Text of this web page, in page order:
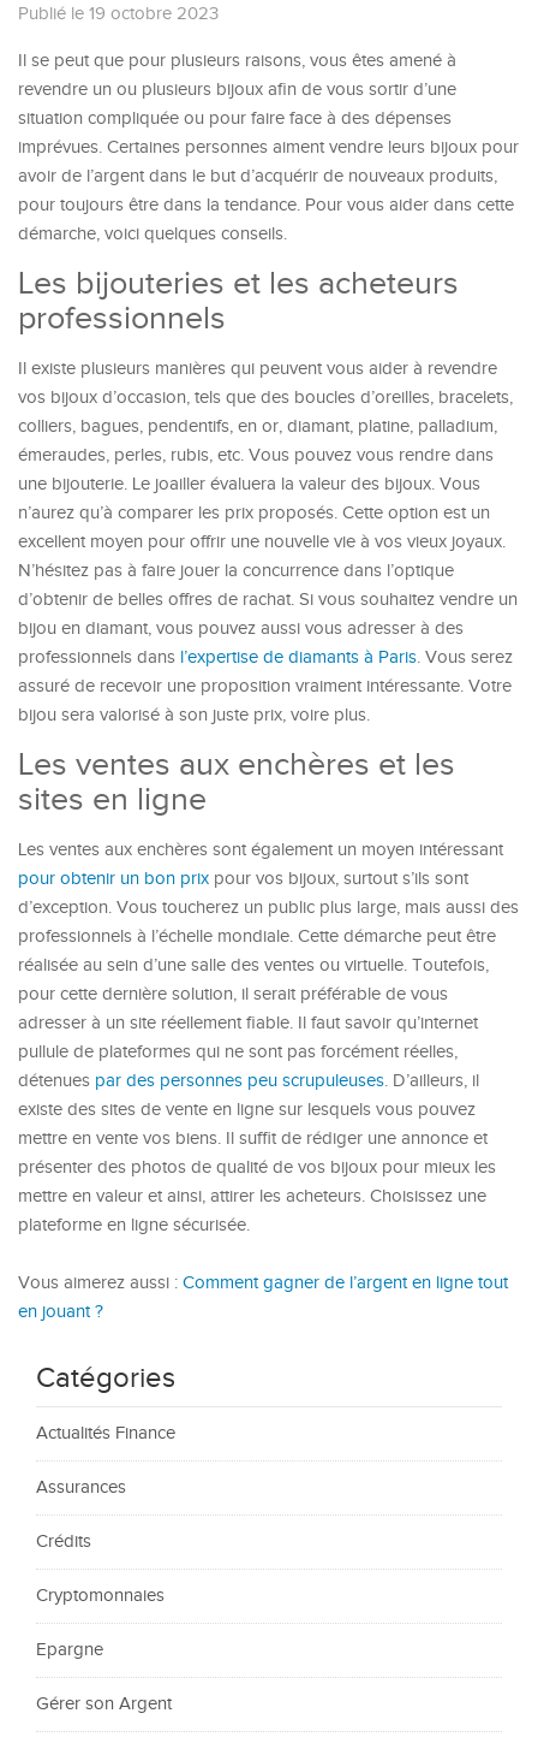
Publié le 19 octobre 2023
Il se peut que pour plusieurs raisons, vous êtes amené à
revendre un ou plusieurs bijoux afin de vous sortir d’une
situation compliquée ou pour faire face à des dépenses
imprévues. Certaines personnes aiment vendre leurs bijoux pour
avoir de l’argent dans le but d’acquérir de nouveaux produits,
pour toujours être dans la tendance. Pour vous aider dans cette
démarche, voici quelques conseils.
Les bijouteries et les acheteurs
professionnels
Il existe plusieurs manières qui peuvent vous aider à revendre
vos bijoux d’occasion, tels que des boucles d’oreilles, bracelets,
colliers, bagues, pendentifs, en or, diamant, platine, palladium,
émeraudes, perles, rubis, etc. Vous pouvez vous rendre dans
une bijouterie. Le joailler évaluera la valeur des bijoux. Vous
n’aurez qu’à comparer les prix proposés. Cette option est un
excellent moyen pour offrir une nouvelle vie à vos vieux joyaux.
N’hésitez pas à faire jouer la concurrence dans l’optique
d’obtenir de belles offres de rachat. Si vous souhaitez vendre un
bijou en diamant, vous pouvez aussi vous adresser à des
professionnels dans l’expertise de diamants à Paris. Vous serez
assuré de recevoir une proposition vraiment intéressante. Votre
bijou sera valorisé à son juste prix, voire plus.
Les ventes aux enchères et les
sites en ligne
Les ventes aux enchères sont également un moyen intéressant
pour obtenir un bon prix pour vos bijoux, surtout s’ils sont
d’exception. Vous toucherez un public plus large, mais aussi des
professionnels à l’échelle mondiale. Cette démarche peut être
réalisée au sein d’une salle des ventes ou virtuelle. Toutefois,
pour cette dernière solution, il serait préférable de vous
adresser à un site réellement fiable. Il faut savoir qu’internet
pullule de plateformes qui ne sont pas forcément réelles,
détenues par des personnes peu scrupuleuses. D’ailleurs, il
existe des sites de vente en ligne sur lesquels vous pouvez
mettre en vente vos biens. Il suffit de rédiger une annonce et
présenter des photos de qualité de vos bijoux pour mieux les
mettre en valeur et ainsi, attirer les acheteurs. Choisissez une
plateforme en ligne sécurisée.
Vous aimerez aussi : Comment gagner de l’argent en ligne tout
en jouant ?
Catégories
Actualités Finance
Assurances
Crédits
Cryptomonnaies
Epargne
Gérer son Argent